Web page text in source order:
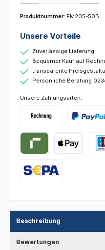
Produktnummer: EM205-50B
Unsere Vorteile
Zuverlässige Lieferung
Bequemer Kauf auf
transparente
Persönliche Beratung
Unsere Zahlungsarten:
Beschreibung
Bewertungen